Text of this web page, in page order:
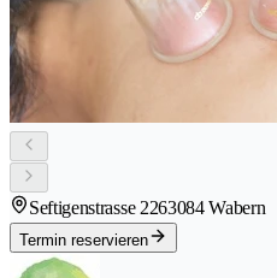
Seftigenstrasse 2263084 Wabern
Termin reservieren